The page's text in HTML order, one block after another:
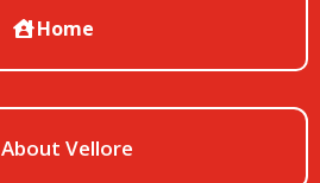
Home
About Vellore